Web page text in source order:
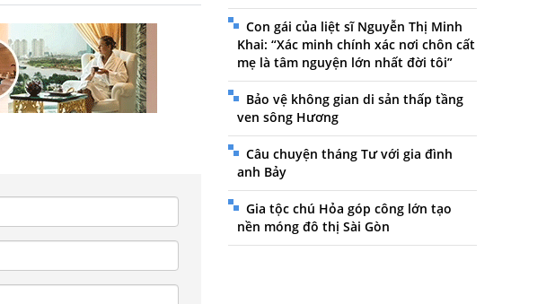
Con gái của liệt sĩ Nguyễn Thị Minh
Khai: “Xác minh chính xác nơi chôn cất
mẹ là tâm nguyện lớn nhất đời tôi”
Bảo vệ không gian di sản thấp tầng
ven sông Hương
Câu chuyện tháng Tư với gia đình
anh Bảy
Gia tộc chú Hỏa góp công lớn tạo
nền móng đô thị Sài Gòn